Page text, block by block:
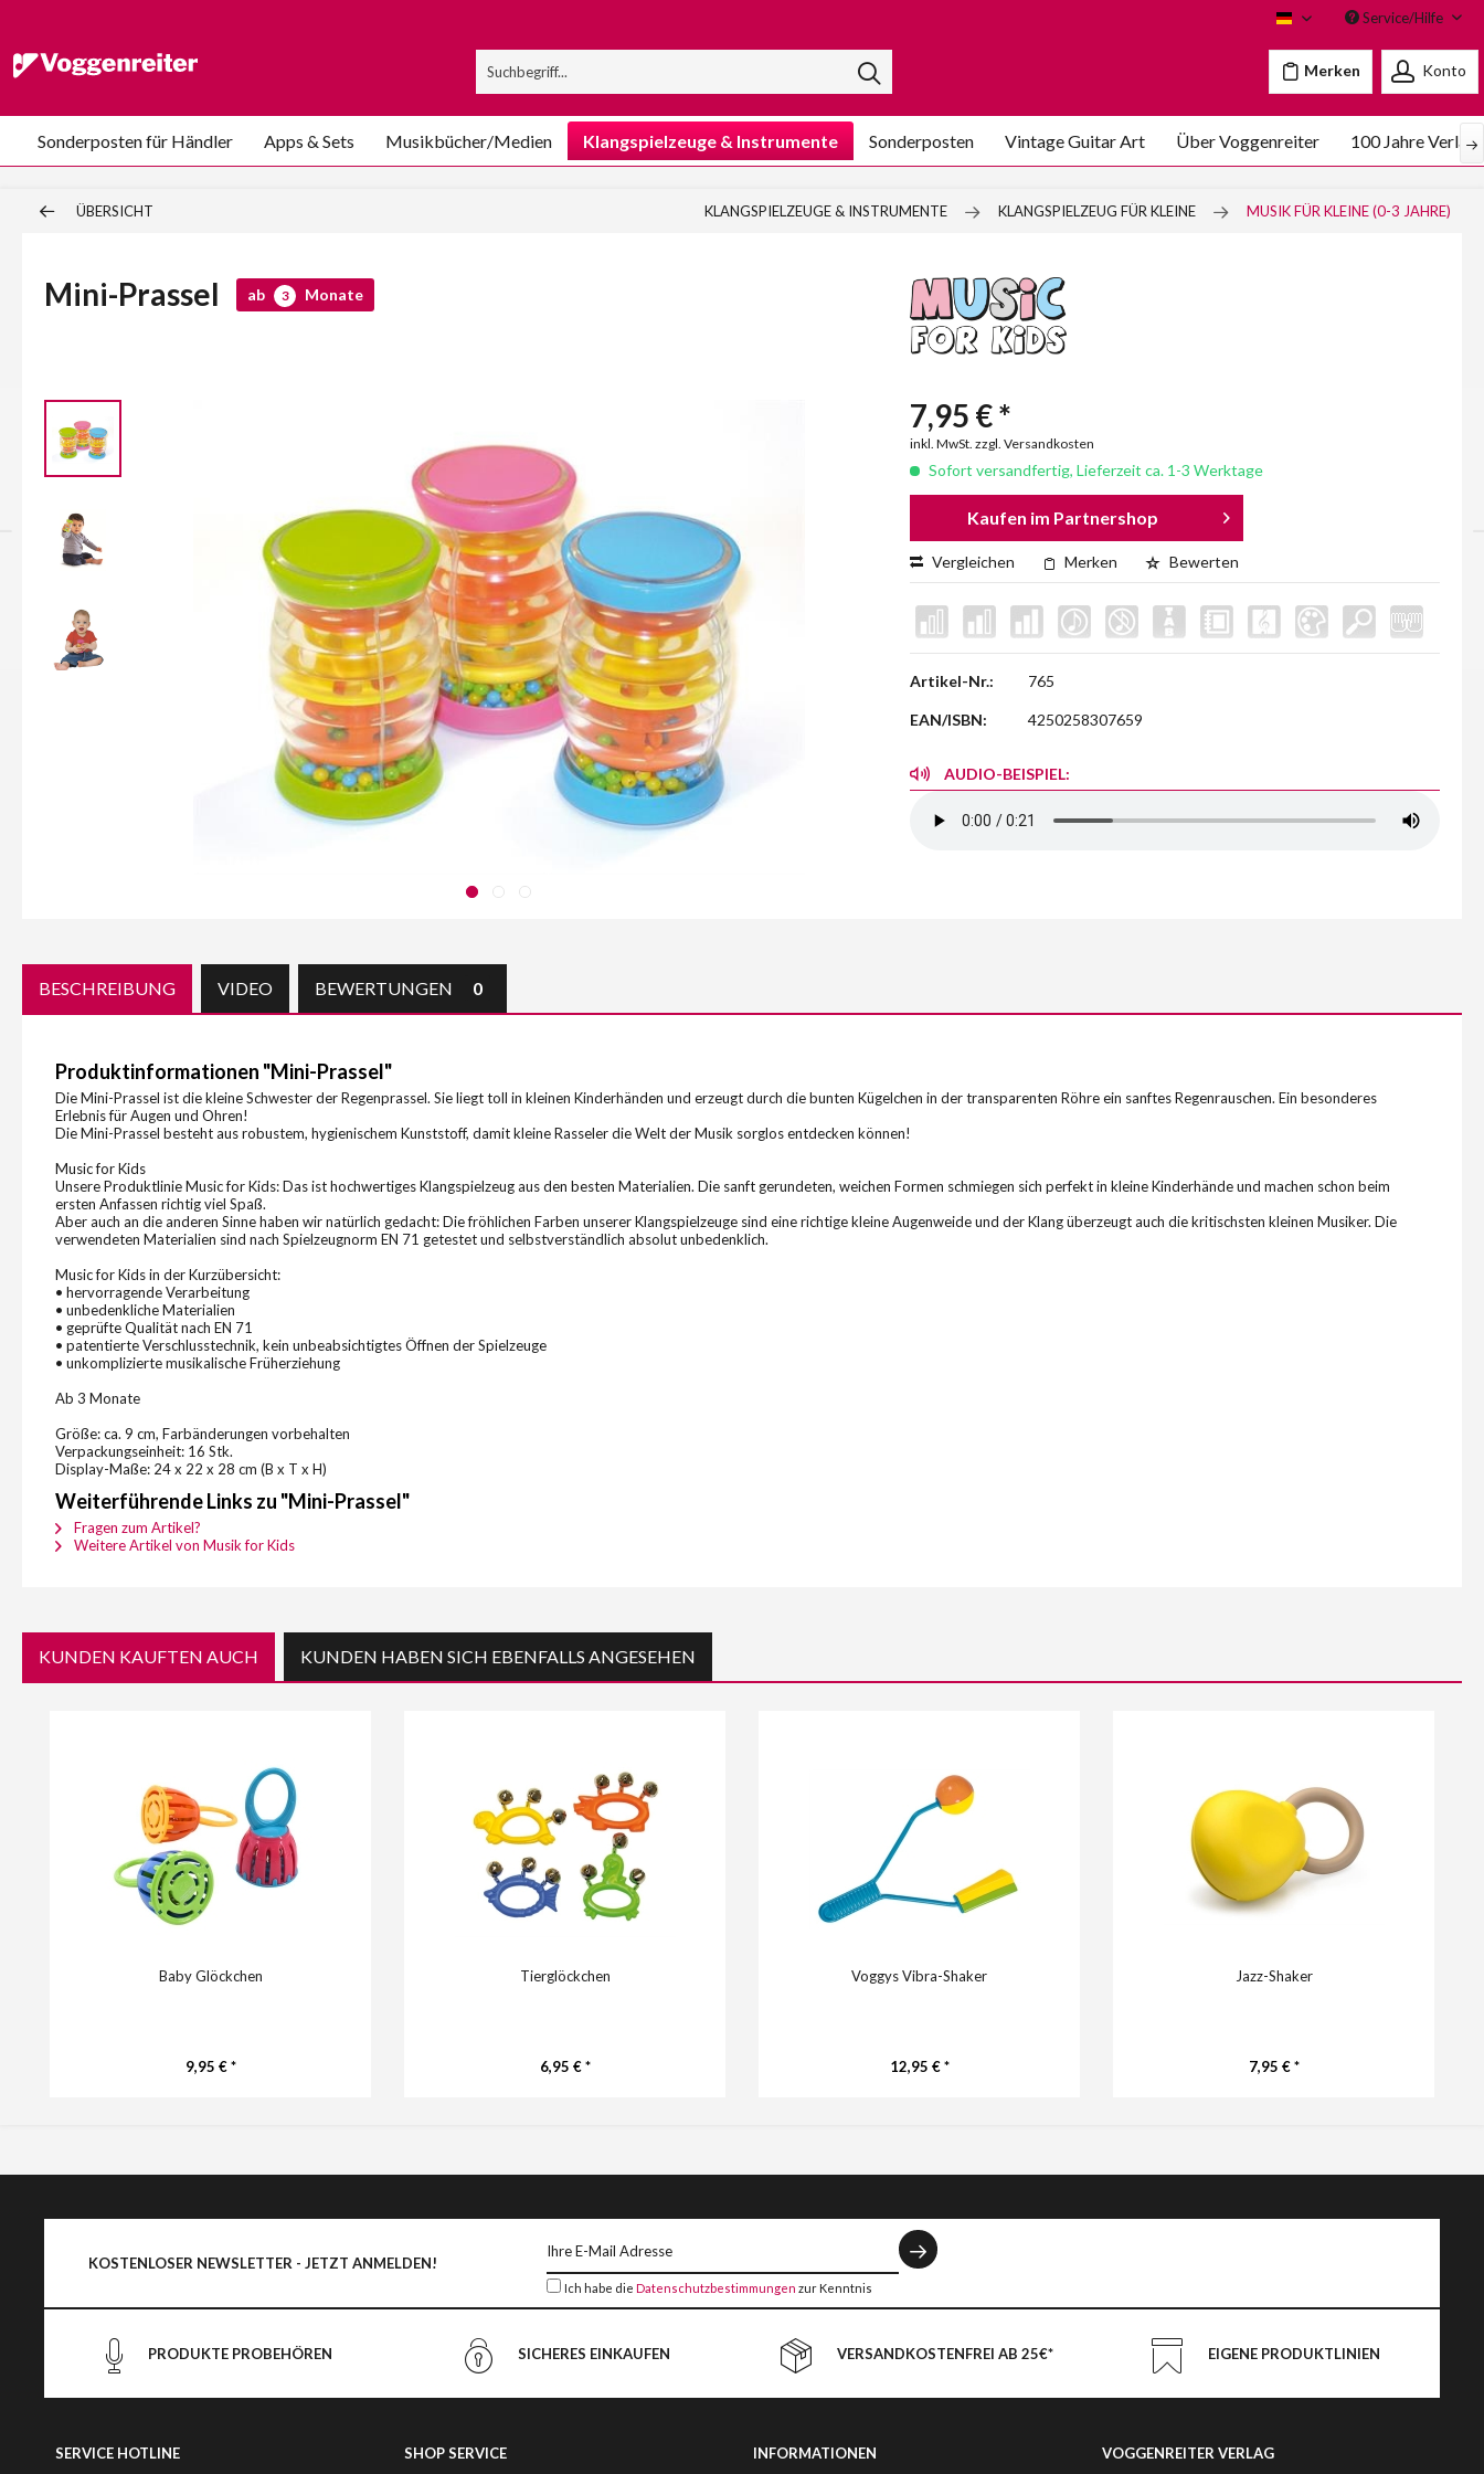
VoggenreiterService/Hilfe
Merken Konto
Sonderposten für Händler Apps & Sets Musikbücher/Medien Klangspielzeuge & Instrumente Sonderposten Vintage Guitar Art Über Voggenreiter 100 Jahre
ÜBERSICHT KLANGSPIELZEUGE & INSTRUMENTE KLANGSPIELZEUG FÜR KLEINE MUSIK FÜR KLEINE (0-3 JAHRE)
Mini-Prassel ab 3 Monate
7,95 € *
inkl. MwSt. zzgl. Versandkosten
Sofort versandfertig, Lieferzeit ca. 1-3 Werktage
Kaufen im Partnershop
Vergleichen Merken Bewerten
Artikel-Nr.: 765
EAN/ISBN: 4250258307659
AUDIO-BEISPIEL:
BESCHREIBUNG VIDEO BEWERTUNGEN 0
Produktinformationen "Mini-Prassel"
Die Mini-Prassel ist die kleine Schwester der Regenprassel. Sie liegt toll in kleinen Kinderhänden und erzeugt durch die bunten Kügelchen in der transparenten Röhre ein sanftes Regenrauschen. Ein besonderes
Erlebnis für Augen und Ohren!
Die Mini-Prassel besteht aus robustem, hygienischem Kunststoff, damit kleine Rasseler die Welt der Musik sorglos entdecken können!
Music for Kids
Unsere Produktlinie Music for Kids: Das ist hochwertiges Klangspielzeug aus den besten Materialien. Die sanft gerundeten, weichen Formen schmiegen sich perfekt in kleine Kinderhände und machen schon beim
ersten Anfassen richtig viel Spaß.
Aber auch an die anderen Sinne haben wir natürlich gedacht: Die fröhlichen Farben unserer Klangspielzeuge sind eine richtige kleine Augenweide und der Klang überzeugt auch die kritischsten kleinen Musiker. Die
verwendeten Materialien sind nach Spielzeugnorm EN 71 getestet und selbstverständlich absolut unbedenklich.
Music for Kids in der Kurzübersicht:
• hervorragende Verarbeitung
• unbedenkliche Materialien
• geprüfte Qualität nach EN 71
• patentierte Verschlusstechnik, kein unbeabsichtigtes Öffnen der Spielzeuge
• unkomplizierte musikalische Früherziehung
Ab 3 Monate
Größe: ca. 9 cm, Farbänderungen vorbehalten
Verpackungseinheit: 16 Stk.
Display-Maße: 24 x 22 x 28 cm (B x T x H)
Weiterführende Links zu "Mini-Prassel"
Fragen zum Artikel?
Weitere Artikel von Musik for Kids
KUNDEN KAUFTEN AUCH KUNDEN HABEN SICH EBENFALLS ANGESEHEN
Baby Glöckchen
9,95 € *
Tierglöckchen
6,95 € *
Voggys Vibra-Shaker
12,95 € *
Jazz-Shaker
7,95 € *
KOSTENLOSER NEWSLETTER - JETZT ANMELDEN!
Ich habe die Datenschutzbestimmungen zur Kenntnis
PRODUKTE PROBEHÖREN SICHERES EINKAUFEN VERSANDKOSTENFREI AB 25€* EIGENE PRODUKTLINIEN
SERVICE HOTLINE SHOP SERVICE INFORMATIONEN VOGGENREITER VERLAG